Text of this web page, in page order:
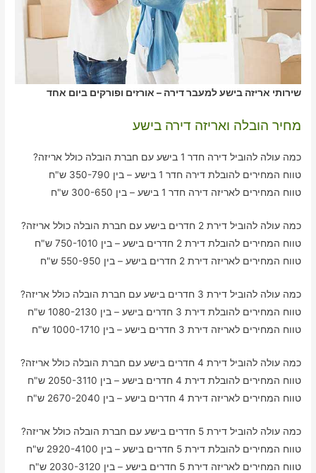
שירותי אריזה בישע למעבר דירה – אורזים ופורקים ביום אחד
מחיר הובלה ואריזה דירה בישע
כמה עולה להוביל דירה חדר 1 בישע עם חברת הובלה כולל אריזה?
טווח המחירים להובלת דירה חדר 1 בישע – בין 350-790 ש"ח
טווח המחירים לאריזה דירה חדר 1 בישע – בין 300-650 ש"ח
כמה עולה להוביל דירת 2 חדרים בישע עם חברת הובלה כולל אריזה?
טווח המחירים להובלת דירת 2 חדרים בישע – בין 750-1010 ש"ח
טווח המחירים לאריזה דירת 2 חדרים בישע – בין 550-950 ש"ח
כמה עולה להוביל דירת 3 חדרים בישע עם חברת הובלה כולל אריזה?
טווח המחירים להובלת דירת 3 חדרים בישע – בין 1080-2130 ש"ח
טווח המחירים לאריזה דירת 3 חדרים בישע – בין 1000-1710 ש"ח
כמה עולה להוביל דירת 4 חדרים בישע עם חברת הובלה כולל אריזה?
טווח המחירים להובלת דירת 4 חדרים בישע – בין 2050-3110 ש"ח
טווח המחירים לאריזה דירת 4 חדרים בישע – בין 2670-2040 ש"ח
כמה עולה להוביל דירת 5 חדרים בישע עם חברת הובלה כולל אריזה?
טווח המחירים להובלת דירת 5 חדרים בישע – בין 2920-4100 ש"ח
טווח המחירים לאריזה דירת 5 חדרים בישע – בין 2030-3120 ש"ח